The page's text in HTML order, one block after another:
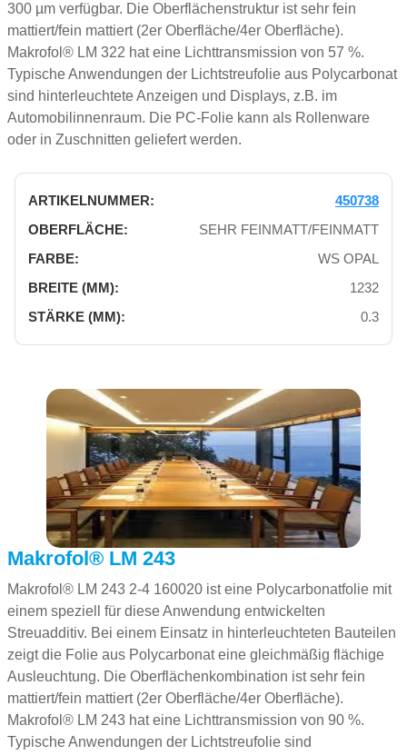
300 µm verfügbar. Die Oberflächenstruktur ist sehr fein
mattiert/fein mattiert (2er Oberfläche/4er Oberfläche).
Makrofol® LM 322 hat eine Lichttransmission von 57 %.
Typische Anwendungen der Lichtstreufolie aus Polycarbonat
sind hinterleuchtete Anzeigen und Displays, z.B. im
Automobilinnenraum. Die PC-Folie kann als Rollenware
oder in Zuschnitten geliefert werden.
450738
SEHR FEINMATT/FEINMATT
WS OPAL
1232
0.3
Makrofol® LM 243
Makrofol® LM 243 2-4 160020 ist eine Polycarbonatfolie mit
einem speziell für diese Anwendung entwickelten
Streuadditiv. Bei einem Einsatz in hinterleuchteten Bauteilen
zeigt die Folie aus Polycarbonat eine gleichmäßig flächige
Ausleuchtung. Die Oberflächenkombination ist sehr fein
mattiert/fein mattiert (2er Oberfläche/4er Oberfläche).
Makrofol® LM 243 hat eine Lichttransmission von 90 %.
Typische Anwendungen der Lichtstreufolie sind